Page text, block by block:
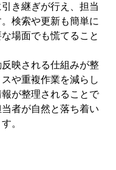
き継ぎが行え、担当
検索や更新も簡単に
場面でも慌てること
映される仕組みが整
や重複作業を減らし
が整理されることで
者が自然と落ち着い
。